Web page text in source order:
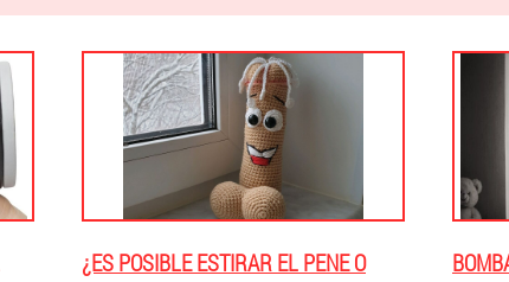
¿ES POSIBLE ESTIRAR EL PENE O